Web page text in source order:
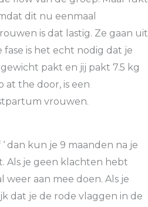
dit nu eenmaal
is dat lastig. Ze gaan uit
is het echt nodig dat je
pakt en jij pakt 7.5 kg
at the door, is een
vrouwen.
dan kun je 9 maanden na je
Als je geen klachten hebt
weer aan mee doen. Als je
dat je de rode vlaggen in de